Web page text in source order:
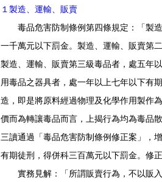
１製造、運輸、販賣
毒品危害防制條例第四條規定：「製造
一千萬元以下罰金。製造、運輸、販賣第
製造、運輸、販賣第三級毒品者，處五年
用毒品之器具者，處一年以上七年以下有
造，即是將原料經過物理及化學作用製作
價而為轉讓毒品而言，上揭行為均為毒品
三讀通過「毒品危害防制條例修正案」，
有期徒刑，得併科三百萬元以下罰金。修
實務見解：「所謂販賣行為，不以販入